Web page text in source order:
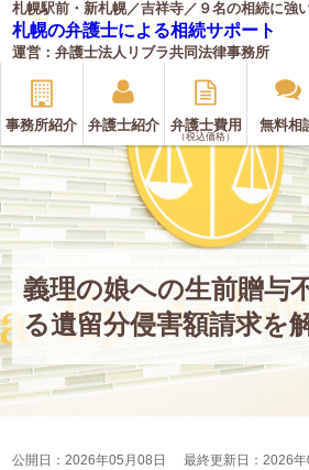
札幌駅前・新札幌／吉祥寺／９名の相続に強
札幌の弁護士による相続サポート
運営：弁護士法人リブラ共同法律事務所
事務所紹介 弁護士紹介 弁護士費用
（税込価格）
無料相
義理の娘への生前贈与
る遺留分侵害額請求を
公開日：2026年05月08日 最終更新日：2026年